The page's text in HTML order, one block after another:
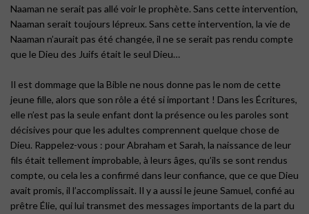
Naaman ne serait pas allé voir le prophète. Sans cette intervention,
Naaman serait toujours lépreux. Sans cette intervention, la vie de
Naaman n’aurait pas été changée, il ne se serait pas rendu compte
que le Dieu des Juifs était le seul Dieu…
Il est dommage que la Bible ne nous donne pas le nom de cette
jeune fille, alors que son rôle a été si important ! Dans les Écritures,
elle n’est pas la seule enfant dont la présence ou les paroles sont
décisives pour que les adultes comprennent quelque chose de
Dieu. Rappelez-vous : pour Abraham et Sarah, la naissance de leur
fils était tellement improbable, à leurs âges, qu’ils se sont rendus
compte, ou cela les a confirmé dans leur confiance, que ce que Dieu
avait promis, il l’accomplissait. Il y a aussi le jeune Samuel, confié au
prêtre Élie, qui lui transmet des messages importants de la part du